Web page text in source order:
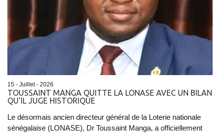
15 - Juillet - 2026
TOUSSAINT MANGA QUITTE LA LONASE AVEC UN BILAN
QU'IL JUGE HISTORIQUE
Le désormais ancien directeur général de la Loterie nationale
sénégalaise (LONASE), Dr Toussaint Manga, a officiellement